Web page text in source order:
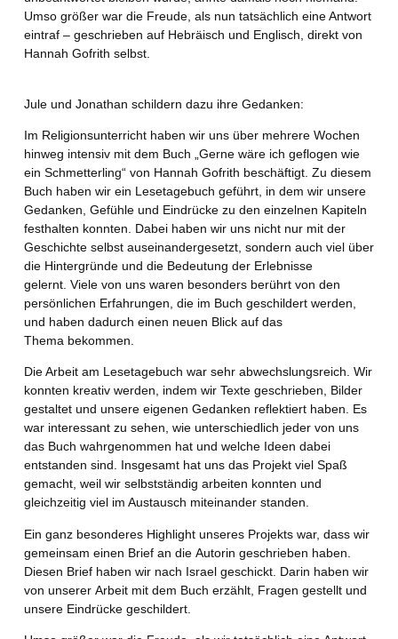
Umso größer war die Freude, als nun tatsächlich eine Antwort
eintraf – geschrieben auf Hebräisch und Englisch, direkt von
Hannah Gofrith selbst.
Jule und Jonathan schildern dazu ihre Gedanken:
Im Religionsunterricht haben wir uns über mehrere Wochen
hinweg intensiv mit dem Buch „Gerne wäre ich geflogen wie
ein Schmetterling“ von Hannah Gofrith beschäftigt. Zu diesem
Buch haben wir ein Lesetagebuch geführt, in dem wir unsere
Gedanken, Gefühle und Eindrücke zu den einzelnen Kapiteln
festhalten konnten. Dabei haben wir uns nicht nur mit der
Geschichte selbst auseinandergesetzt, sondern auch viel über
die Hintergründe und die Bedeutung der Erlebnisse
gelernt. Viele von uns waren besonders berührt von den
persönlichen Erfahrungen, die im Buch geschildert werden,
und haben dadurch einen neuen Blick auf das
Thema bekommen.
Die Arbeit am Lesetagebuch war sehr abwechslungsreich. Wir
konnten kreativ werden, indem wir Texte geschrieben, Bilder
gestaltet und unsere eigenen Gedanken reflektiert haben. Es
war interessant zu sehen, wie unterschiedlich jeder von uns
das Buch wahrgenommen hat und welche Ideen dabei
entstanden sind. Insgesamt hat uns das Projekt viel Spaß
gemacht, weil wir selbstständig arbeiten konnten und
gleichzeitig viel im Austausch miteinander standen.
Ein ganz besonderes Highlight unseres Projekts war, dass wir
gemeinsam einen Brief an die Autorin geschrieben haben.
Diesen Brief haben wir nach Israel geschickt. Darin haben wir
von unserer Arbeit mit dem Buch erzählt, Fragen gestellt und
unsere Eindrücke geschildert.